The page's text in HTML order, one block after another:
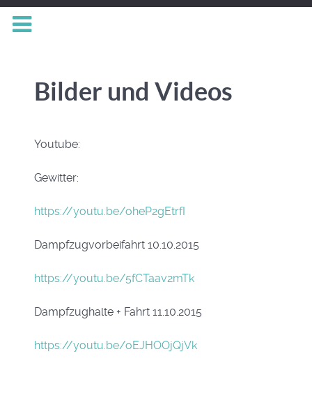
Bilder und Videos
Youtube:
Gewitter:
https://youtu.be/oheP2gEtrfI
Dampfzugvorbeifahrt 10.10.2015
https://youtu.be/5fCTaav2mTk
Dampfzughalte + Fahrt 11.10.2015
https://youtu.be/oEJHOOjQjVk